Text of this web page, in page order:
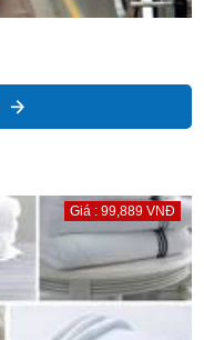
Giá : 99,889 VNĐ